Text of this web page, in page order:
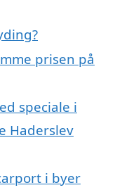
prisen på
speciale i
Haderslev
i byer